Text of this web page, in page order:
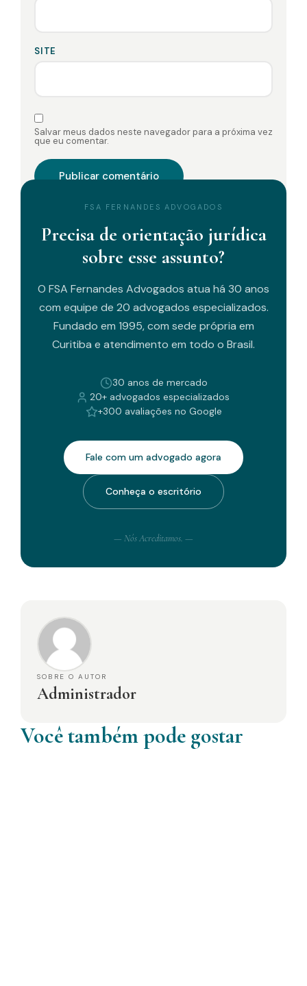
SITE
Salvar meus dados neste navegador para a próxima vez
que eu comentar.
FSA FERNANDES ADVOGADOS
Precisa de orientação jurídica
sobre esse assunto?
O FSA Fernandes Advogados atua há 30 anos
com equipe de 20 advogados especializados.
Fundado em 1995, com sede própria em
Curitiba e atendimento em todo o Brasil.
30 anos de mercado
20+ advogados especializados
+300 avaliações no Google
Fale com um advogado agora
Conheça o escritório
— Nós Acreditamos. —
SOBRE O AUTOR
Administrador
Você também pode gostar